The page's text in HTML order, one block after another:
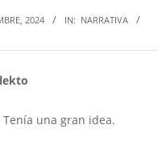
2024 IN: NARRATIVA
una gran idea.